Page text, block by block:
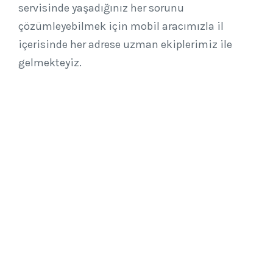
servisinde yaşadığınız her sorunu
çözümleyebilmek için mobil aracımızla il
içerisinde her adrese uzman ekiplerimiz ile
gelmekteyiz.